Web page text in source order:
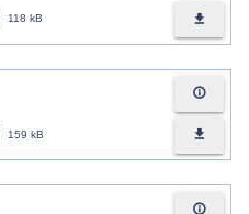
118 kB file_download
159 kB
info_outline
file_download
info_outline